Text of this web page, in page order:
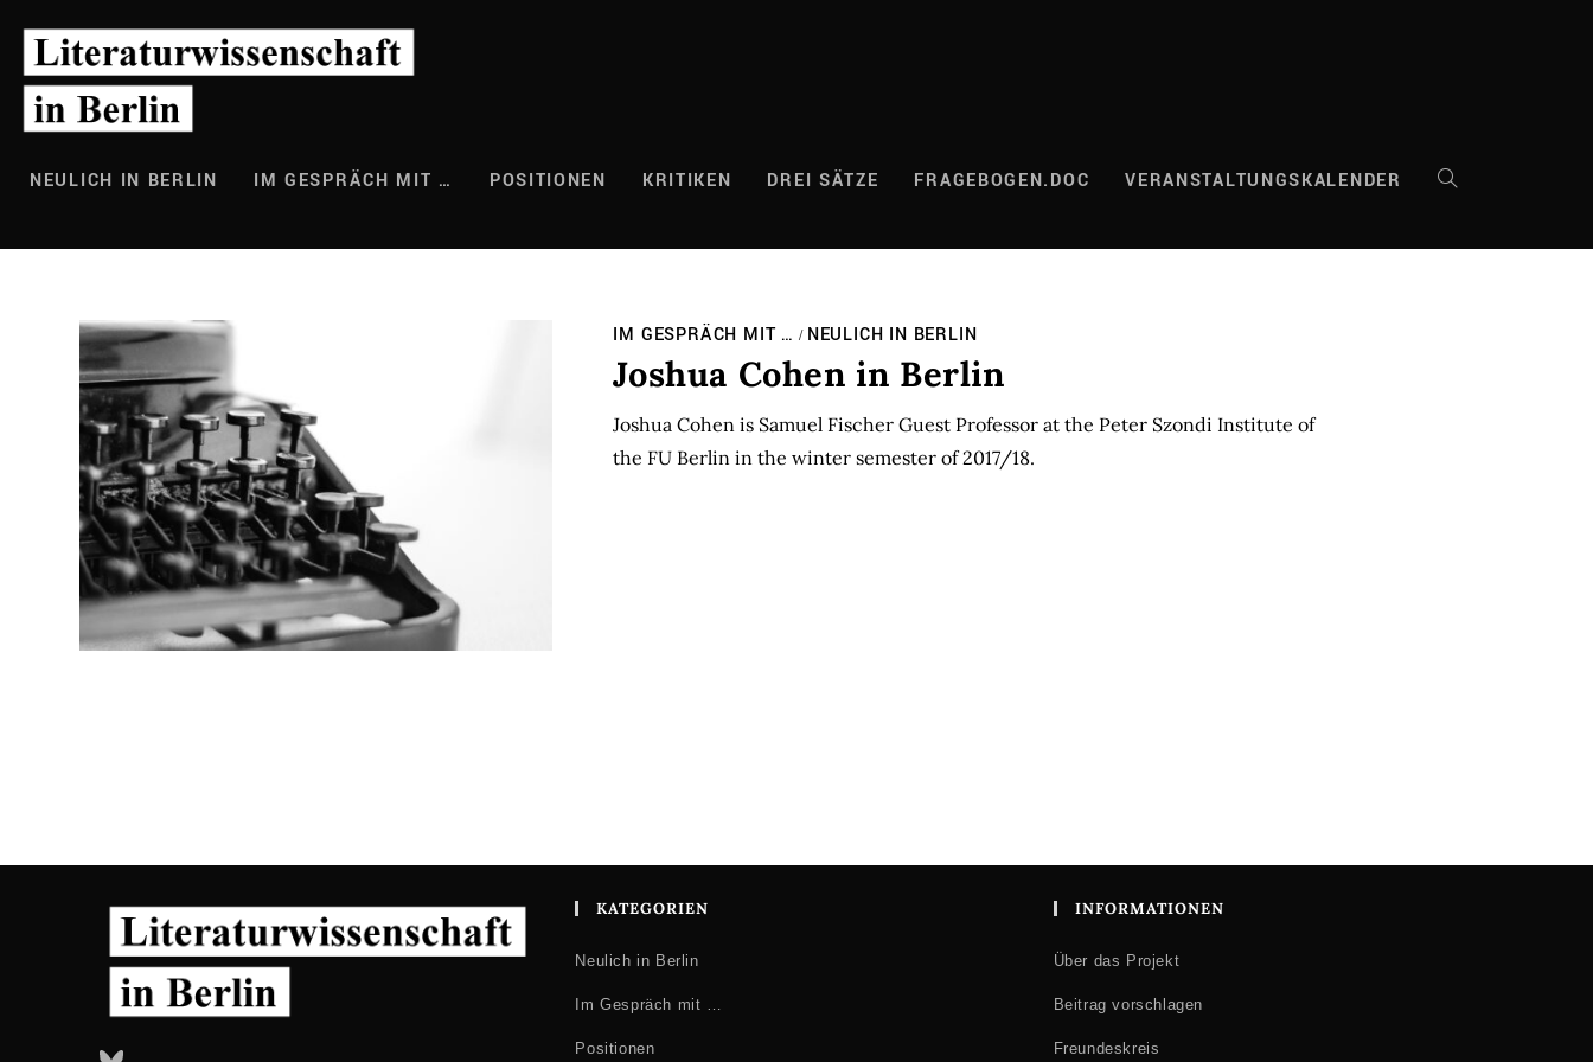
Inhalt
springen
NEULICH IN BERLIN IM GESPRÄCH MIT … POSITIONEN KRITIKEN DREI SÄTZE FRAGEBOGEN.DOC VERANSTALTUNGSKALENDER WEBSITE-
IM GESPRÄCH MIT … / NEULICH IN BERLIN
Joshua Cohen in Berlin
Joshua Cohen is Samuel Fischer Guest Professor at the Peter Szondi Institute of
the FU Berlin in the winter semester of 2017/18.
KATEGORIEN
Neulich in Berlin
Im Gespräch mit …
Positionen
INFORMATIONEN
Über das Projekt
Beitrag vorschlagen
Freundeskreis